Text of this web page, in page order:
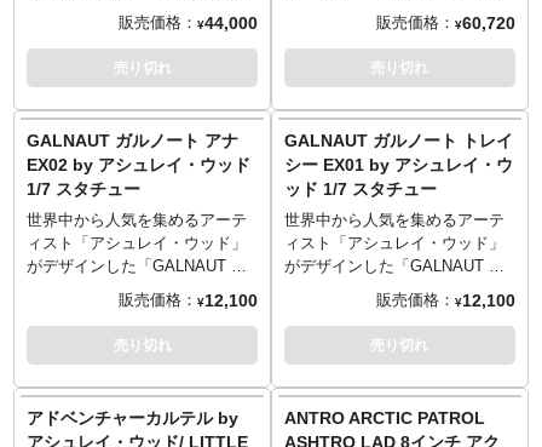
カ」。アンダーバースの得意と
するウェザリング的アプローチ
がさらに魅力を高めます!
てアンダーバースよりリリース
される「フィアス・ガールズ」
シリーズ。ラインナップしたの
はボーン・ガール（トリケラト
1/6スケールで表現されたボー
ン・ガール。特徴的なトリケラ
トプスの頭蓋骨や、骨の尻尾、
アーマーや外骨格的なテイスト
の脚部など、細かなディテール
までコダワリを感じるアートア
イテムとなりました。
販売価格： ¥44,000
売り切れ
キャラクターを「ポケットユニ
バース」シリーズとして展開し
ているUnderverseに、1/6スケー
ルの『WORLD WAR ROBOT
ム・ド・プルーム」です。アシ
ュレイ・ウッドがデザインした
全身25個所可動のUVボディを素
体として使用。ホースがバッグ
へと接続されたガスマスクを着
用し、ボロボロの衣装を纏う、
ノム・ド・プルーム。付属のリ
ボルバーやショットガンは装備
でき、過酷な世界で生きる様を
再現できます。マスクの錆や土
まで非常にリアルに施された表
現から、ウッドが創造する世界
販売価格： ¥60,720
売り切れ
GALNAUT ガルノート アナ
EX02 by アシュレイ・ウッド
1/7 スタチュー
世界中から人気を集めるアーテ
ィスト「アシュレイ・ウッド」
がデザインした「GALNAUT ガ
ルノート」。アンダーバースか
ら1/7スケール、全高約21センチ
でスタチュー化となりました。
こちらは水色のワンピースにヘ
販売価格： ¥12,100
売り切れ
GALNAUT ガルノート トレイ
シー EX01 by アシュレイ・ウ
ッド 1/7 スタチュー
世界中から人気を集めるアーテ
ィスト「アシュレイ・ウッド」
がデザインした「GALNAUT ガ
ルノート」。アンダーバースか
ら1/7スケール、全高約21センチ
でスタチュー化となりました。
こちらはピンクのワンピースに
能！
販売価格： ¥12,100
売り切れ
アドベンチャーカルテル by
アシュレイ・ウッド/ LITTLE
ANTRO ARCTIC PATROL
ASHTRO LAD 8インチ アク